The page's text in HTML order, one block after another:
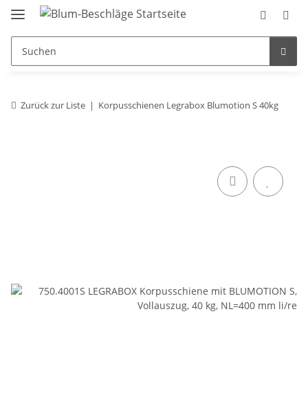
Zurück zur Liste Korpusschienen Legrabox Blumotion S 40kg